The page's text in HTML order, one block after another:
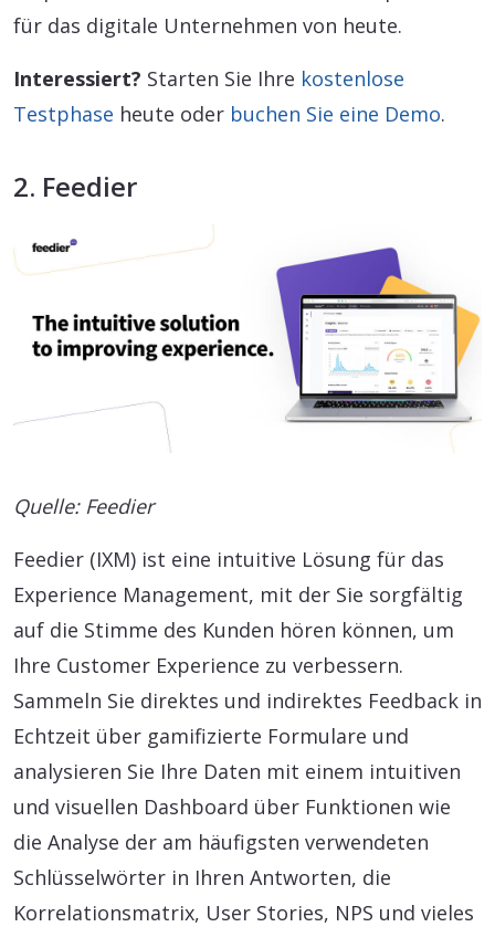
für das digitale Unternehmen von heute.
Interessiert? Starten Sie Ihre kostenlose
Testphase heute oder buchen Sie eine Demo.
2. Feedier
Quelle: Feedier
Feedier (IXM) ist eine intuitive Lösung für das
Experience Management, mit der Sie sorgfältig
auf die Stimme des Kunden hören können, um
Ihre Customer Experience zu verbessern.
Sammeln Sie direktes und indirektes Feedback in
Echtzeit über gamifizierte Formulare und
analysieren Sie Ihre Daten mit einem intuitiven
und visuellen Dashboard über Funktionen wie
die Analyse der am häufigsten verwendeten
Schlüsselwörter in Ihren Antworten, die
Korrelationsmatrix, User Stories, NPS und vieles